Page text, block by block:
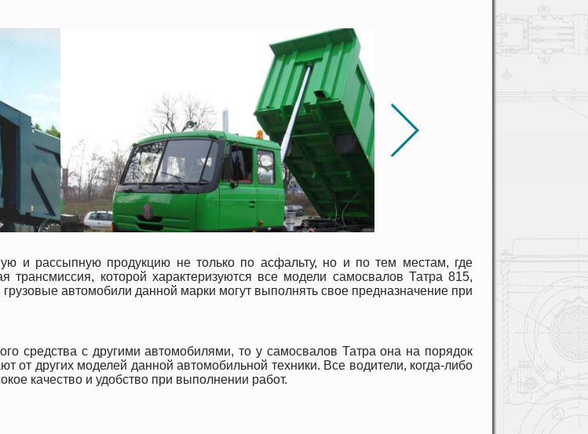
и рассыпную продукцию не только по асфальту, но и по тем местам, где
трансмиссия, которой характеризуются все модели самосвалов Татра 815,
автомобили данной марки могут выполнять свое предназначение при
средства с другими автомобилями, то у самосвалов Татра она на порядок
от других моделей данной автомобильной техники. Все водители, когда-либо
качество и удобство при выполнении работ.